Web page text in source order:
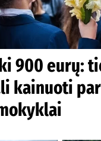
900 eurų:
kainuoti